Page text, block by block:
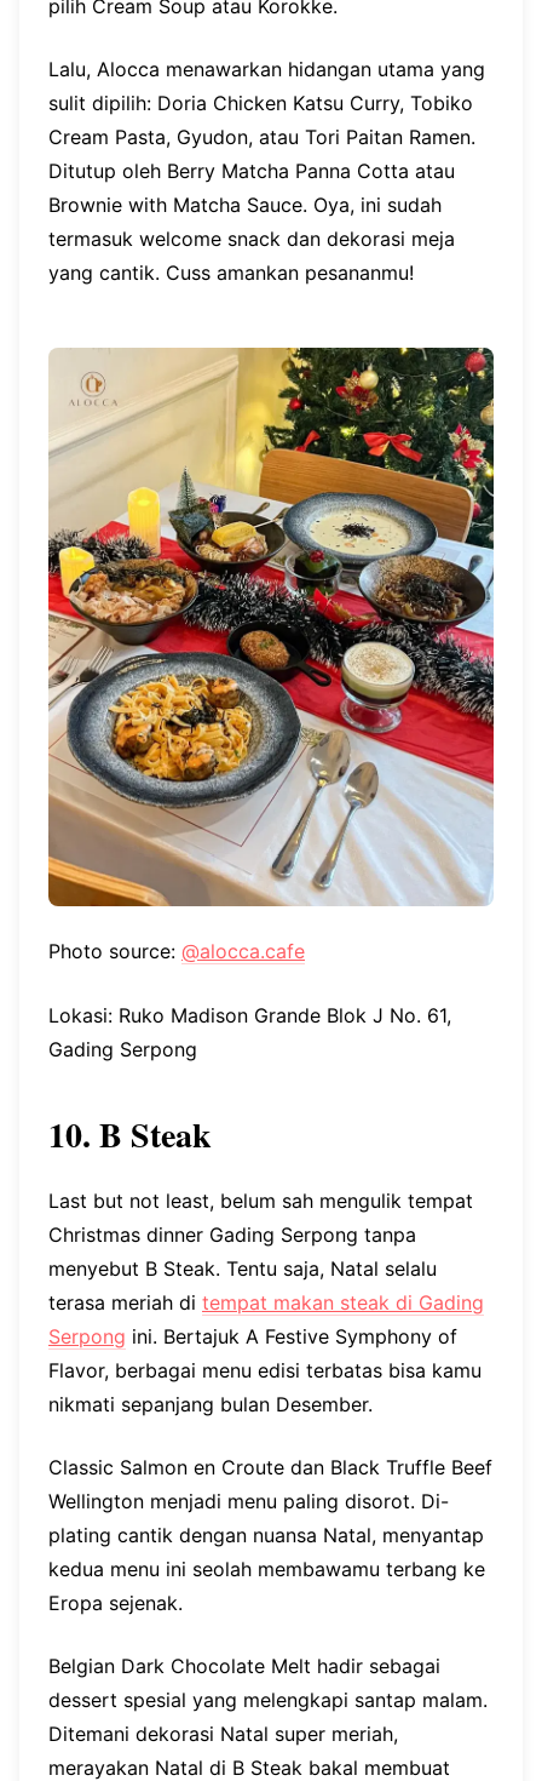
pilih Cream Soup atau Korokke.
Lalu, Alocca menawarkan hidangan utama yang
sulit dipilih: Doria Chicken Katsu Curry, Tobiko
Cream Pasta, Gyudon, atau Tori Paitan Ramen.
Ditutup oleh Berry Matcha Panna Cotta atau
Brownie with Matcha Sauce. Oya, ini sudah
termasuk welcome snack dan dekorasi meja
yang cantik. Cuss amankan pesananmu!
Photo source: @alocca.cafe
Lokasi: Ruko Madison Grande Blok J No. 61,
Gading Serpong
10. B Steak
Last but not least, belum sah mengulik tempat
Christmas dinner Gading Serpong tanpa
menyebut B Steak. Tentu saja, Natal selalu
terasa meriah di tempat makan steak di Gading
Serpong ini. Bertajuk A Festive Symphony of
Flavor, berbagai menu edisi terbatas bisa kamu
nikmati sepanjang bulan Desember.
Classic Salmon en Croute dan Black Truffle Beef
Wellington menjadi menu paling disorot. Di-
plating cantik dengan nuansa Natal, menyantap
kedua menu ini seolah membawamu terbang ke
Eropa sejenak.
Belgian Dark Chocolate Melt hadir sebagai
dessert spesial yang melengkapi santap malam.
Ditemani dekorasi Natal super meriah,
merayakan Natal di B Steak bakal membuat